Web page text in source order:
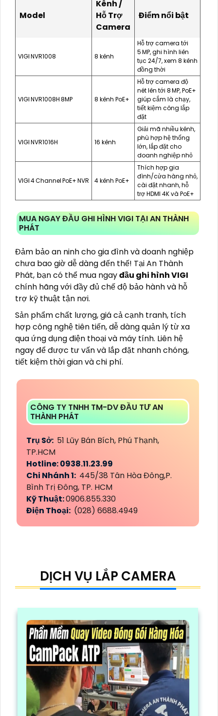
Model
Kênh /
Hỗ Trợ
Camera
Điểm nổi bật
VIGI NVR1008 8 kênh
Hỗ trợ camera tới
5 MP, ghi hình liên
tục 24/7, xem 8 kênh
đồng thời
VIGI NVR1008H 8MP 8 kênh PoE+
Hỗ trợ camera độ
nét lên tới 8 MP, PoE+
giúp cắm là chạy,
tiết kiệm công lắp
đặt
VIGI NVR1016H 16 kênh
Giải mã nhiều kênh,
phù hợp hệ thống
lớn, lắp đặt cho
doanh nghiệp nhỏ
VIGI 4 Channel PoE+ NVR 4 kênh PoE+
Thích hợp gia
đình/cửa hàng nhỏ,
cài đặt nhanh, hỗ
trợ HDMI 4K và PoE+
MUA NGAY ĐẦU GHI HÌNH VIGI TẠI AN THÀNH
PHÁT
Đảm bảo an ninh cho gia đình và doanh nghiệp
chưa bao giờ dễ dàng đến thế! Tại An Thành
Phát, bạn có thể mua ngayđầu ghi hình VIGI
chính hãng với đầy đủ chế độ bảo hành và hỗ
trợ kỹ thuật tận nơi.
Sản phẩm chất lượng, giá cả cạnh tranh, tích
hợp công nghệ tiên tiến, dễ dàng quản lý từ xa
qua ứng dụng điện thoại và máy tính. Liên hệ
ngay để được tư vấn và lắp đặt nhanh chóng,
tiết kiệm thời gian và chi phí.
CÔNG TY TNHH TM-DV ĐẦU TƯ AN
THÀNH PHÁT
Trụ Sở: 51 Lũy Bán Bích, Phú Thạnh,
TP.HCM
Hotline: 0938.11.23.99
Chi Nhánh 1: 445/38 Tân Hòa Đông,P.
Bình Trị Đông, TP. HCM
Kỹ Thuật:0906.855.330
Điện Thoại: (028) 6688.4949
DỊCH VỤ LẮP CAMERA